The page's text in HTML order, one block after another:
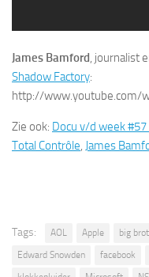
James Bamford, journalist
Shadow Factory:
http://www.youtube.com/
Zie ook: Docu v/d week
Total Contrôle, James
Tags: AOL Apple big
Edward Snowden
facebook